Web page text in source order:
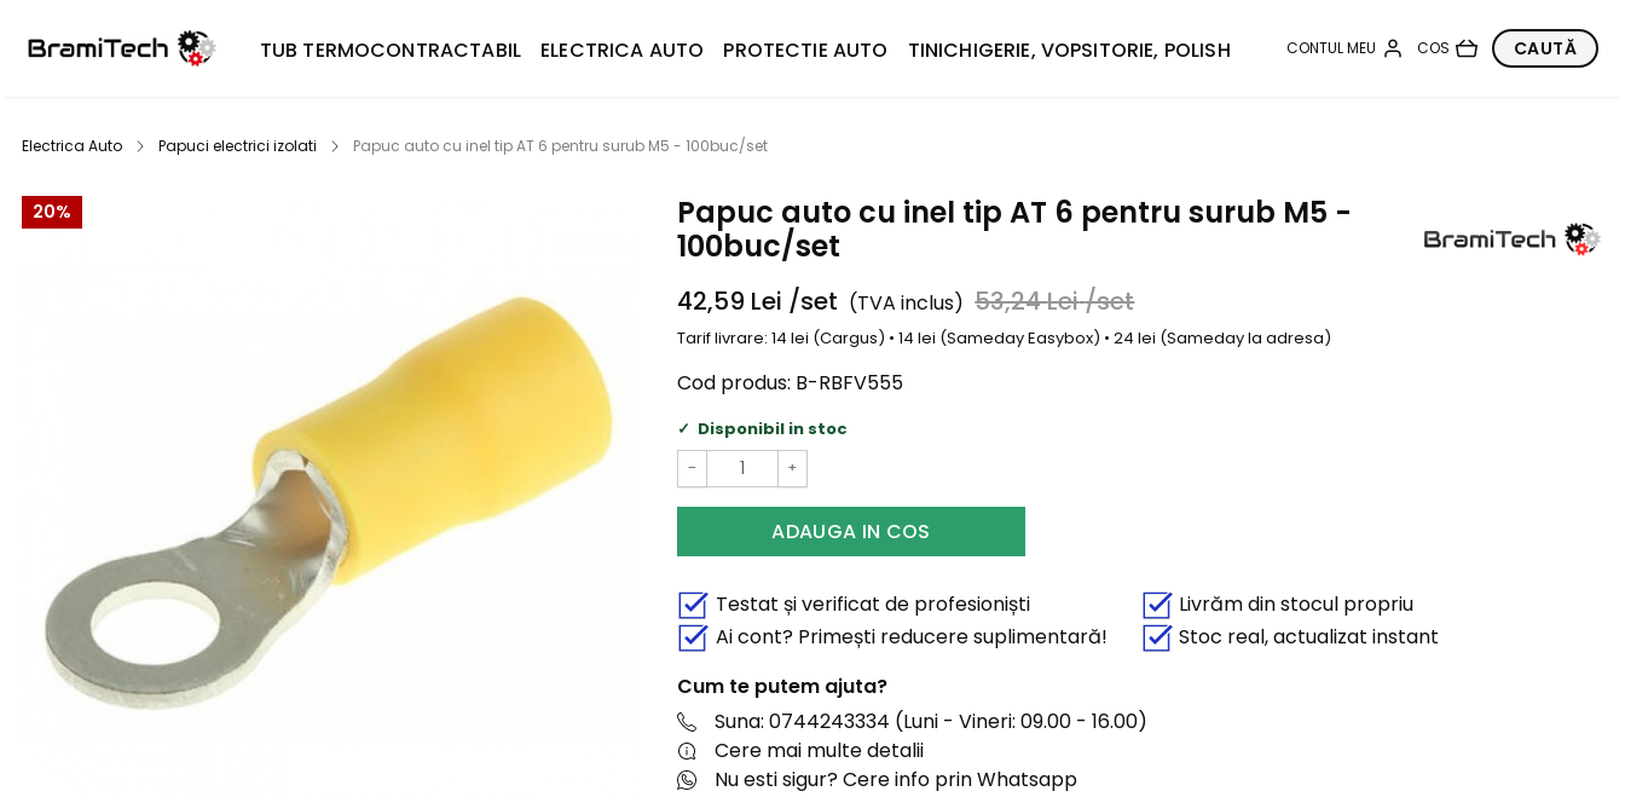
TUB TERMOCONTRACTABIL ELECTRICA AUTO PROTECTIE AUTO TINICHIGERIE, VOPSITORIE, POLISH
Electrica Auto Papuci electrici izolati Papuc auto cu inel tip AT 6 pentru surub M5 - 100buc/set
20%
Papuc auto cu inel tip AT 6 pentru surub M5 -
100buc/set
42,59 Lei /set (TVA inclus) 53,24Lei/set
Tarif livrare: 14 lei (Cargus) • 14 lei (Sameday Easybox) • 24 lei (Sameday la adresa)
Cod produs: B-RBFV555
Disponibil in stoc
− +
ADAUGA IN COS
Testat și verificat de profesioniști
Livrăm din stocul propriu
Ai cont? Primești reducere suplimentară!
Stoc real, actualizat instant
Cum te putem ajuta?
Suna: 0744243334 (Luni - Vineri: 09.00 - 16.00)
Cere mai multe detalii
Nu esti sigur? Cere info prin Whatsapp